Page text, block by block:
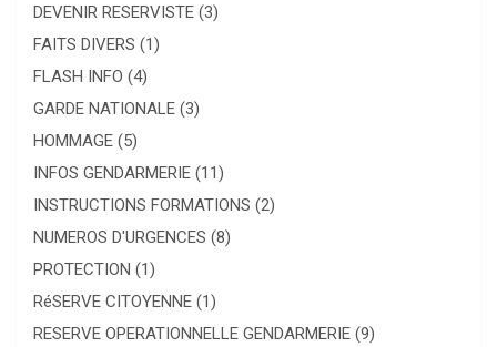
DEVENIR RESERVISTE (3)
FAITS DIVERS (1)
FLASH INFO (4)
GARDE NATIONALE (3)
HOMMAGE (5)
INFOS GENDARMERIE (11)
INSTRUCTIONS FORMATIONS (2)
NUMEROS D'URGENCES (8)
PROTECTION (1)
RéSERVE CITOYENNE (1)
RESERVE OPERATIONNELLE GENDARMERIE (9)